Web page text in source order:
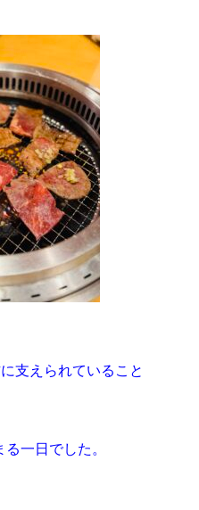
支えられていること
一日でした。